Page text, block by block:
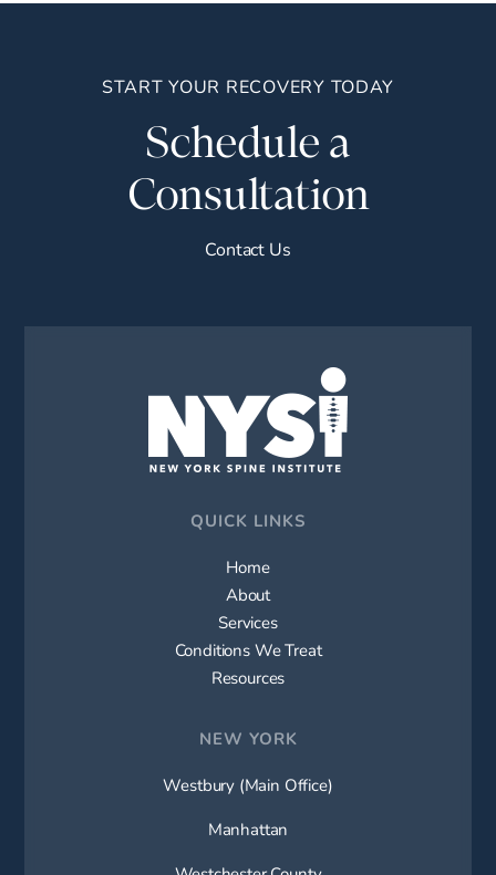
START YOUR RECOVERY TODAY
Schedule a
Consultation
Contact Us
QUICK LINKS
Home
About
Services
Conditions We Treat
Resources
NEW YORK
Westbury (Main Office)
Manhattan